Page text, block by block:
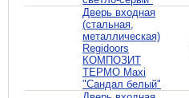
Дверь входная
(стальная,
металлическая)
Regidoors
КОМПОЗИТ
ТЕРМО Maxi
"Сандал белый"